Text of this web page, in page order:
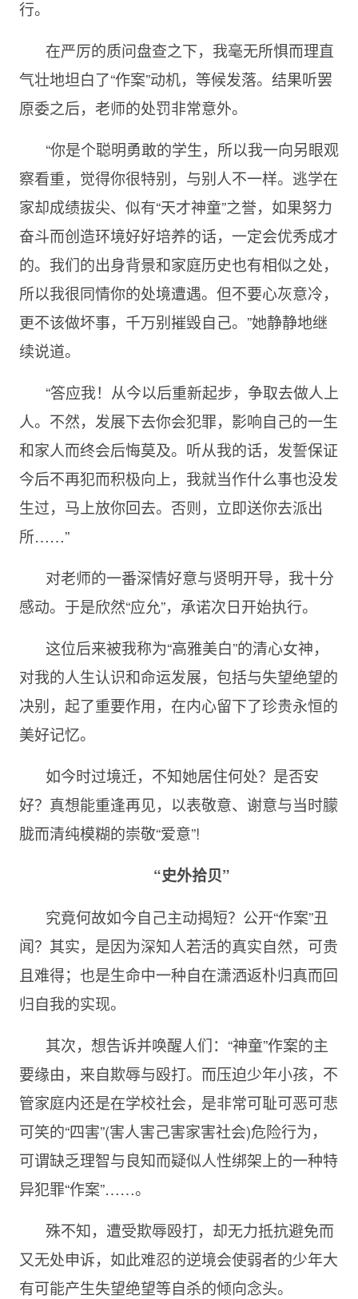
行。
在严厉的质问盘查之下，我毫无所惧而理直
气壮地坦白了“作案”动机，等候发落。结果听罢
原委之后，老师的处罚非常意外。
“你是个聪明勇敢的学生，所以我一向另眼观
察看重，觉得你很特别，与别人不一样。逃学在
家却成绩拔尖、似有“天才神童”之誉，如果努力
奋斗而创造环境好好培养的话，一定会优秀成才
的。我们的出身背景和家庭历史也有相似之处，
所以我很同情你的处境遭遇。但不要心灰意冷，
更不该做坏事，千万别摧毁自己。”她静静地继
续说道。
“答应我！从今以后重新起步，争取去做人上
人。不然，发展下去你会犯罪，影响自己的一生
和家人而终会后悔莫及。听从我的话，发誓保证
今后不再犯而积极向上，我就当作什么事也没发
生过，马上放你回去。否则，立即送你去派出
所……”
对老师的一番深情好意与贤明开导，我十分
感动。于是欣然“应允”，承诺次日开始执行。
这位后来被我称为“高雅美白”的清心女神，
对我的人生认识和命运发展，包括与失望绝望的
决别，起了重要作用，在内心留下了珍贵永恒的
美好记忆。
如今时过境迁，不知她居住何处？是否安
好？真想能重逢再见，以表敬意、谢意与当时朦
胧而清纯模糊的崇敬“爱意”!
“史外拾贝”
究竟何故如今自己主动揭短？公开“作案”丑
闻？其实，是因为深知人若活的真实自然，可贵
且难得；也是生命中一种自在潇洒返朴归真而回
归自我的实现。
其次，想告诉并唤醒人们：“神童”作案的主
要缘由，来自欺辱与殴打。而压迫少年小孩，不
管家庭内还是在学校社会，是非常可耻可恶可悲
可笑的“四害”(害人害己害家害社会)危险行为，
可谓缺乏理智与良知而疑似人性绑架上的一种特
异犯罪“作案”……。
殊不知，遭受欺辱殴打，却无力抵抗避免而
又无处申诉，如此难忍的逆境会使弱者的少年大
有可能产生失望绝望等自杀的倾向念头。